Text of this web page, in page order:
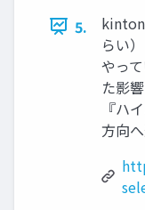
5.
らい
やっ
た影
『ハ
⽅向